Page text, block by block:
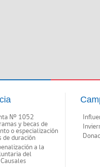
Nº 1052
y becas de
o especialización
de duración
a la
del